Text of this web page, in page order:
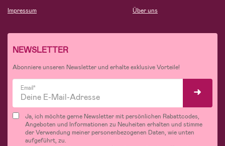
Impressum
Über uns
NEWSLETTER
Abonniere unseren Newsletter und erhalte exklusive Vorteile!
Email*
Ja, ich möchte gerne Newsletter mit persönlichen Rabattcodes,
Angeboten und Informationen zu Neuheiten erhalten und stimme
der Verwendung meiner personenbezogenen Daten, wie unten
aufgeführt, zu.